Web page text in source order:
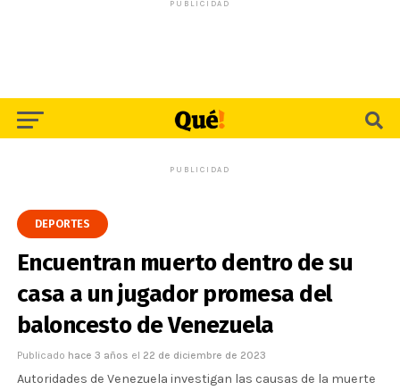
PUBLICIDAD
PUBLICIDAD
DEPORTES
Encuentran muerto dentro de su
casa a un jugador promesa del
baloncesto de Venezuela
Publicado hace 3 años el 22 de diciembre de 2023
Autoridades de Venezuela investigan las causas de la muerte